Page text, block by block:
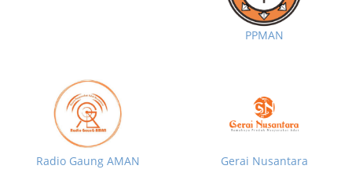
PPMAN
Radio Gaung AMAN Gerai Nusantara